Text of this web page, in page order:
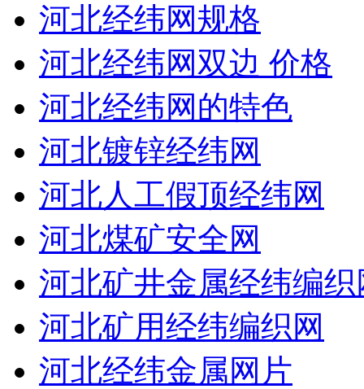
河北经纬网规格
河北经纬网双边 价格
河北经纬网的特色
河北镀锌经纬网
河北人工假顶经纬网
河北煤矿安全网
河北矿井金属经纬编织
河北矿用经纬编织网
河北经纬金属网片